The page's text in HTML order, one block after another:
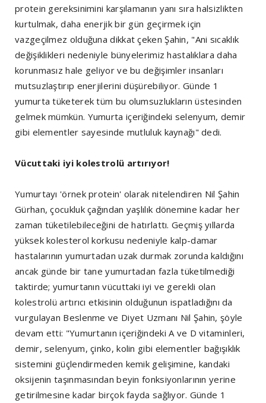
protein gereksinimini karşılamanın yanı sıra halsizlikten
kurtulmak, daha enerjik bir gün geçirmek için
vazgeçilmez olduğuna dikkat çeken Şahin, "Ani sıcaklık
değişiklikleri nedeniyle bünyelerimiz hastalıklara daha
korunmasız hale geliyor ve bu değişimler insanları
mutsuzlaştırıp enerjilerini düşürebiliyor. Günde 1
yumurta tüketerek tüm bu olumsuzlukların üstesinden
gelmek mümkün. Yumurta içeriğindeki selenyum, demir
gibi elementler sayesinde mutluluk kaynağı" dedi.
Vücuttaki iyi kolestrolü artırıyor!
Yumurtayı 'örnek protein' olarak nitelendiren Nil Şahin
Gürhan, çocukluk çağından yaşlılık dönemine kadar her
zaman tüketilebileceğini de hatırlattı. Geçmiş yıllarda
yüksek kolesterol korkusu nedeniyle kalp-damar
hastalarının yumurtadan uzak durmak zorunda kaldığını
ancak günde bir tane yumurtadan fazla tüketilmediği
taktirde; yumurtanın vücuttaki iyi ve gerekli olan
kolestrolü artırıcı etkisinin olduğunun ispatladığını da
vurgulayan Beslenme ve Diyet Uzmanı Nil Şahin, şöyle
devam etti: "Yumurtanın içeriğindeki A ve D vitaminleri,
demir, selenyum, çinko, kolin gibi elementler bağışıklık
sistemini güçlendirmeden kemik gelişimine, kandaki
oksijenin taşınmasından beyin fonksiyonlarının yerine
getirilmesine kadar birçok fayda sağlıyor. Günde 1